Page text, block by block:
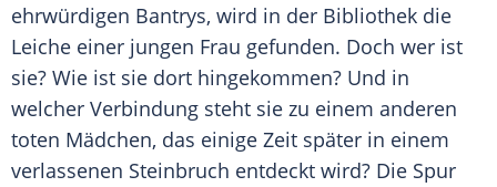
ehrwürdigen Bantrys, wird in der Bibliothek die
Leiche einer jungen Frau gefunden. Doch wer ist
sie? Wie ist sie dort hingekommen? Und in
welcher Verbindung steht sie zu einem anderen
toten Mädchen, das einige Zeit später in einem
verlassenen Steinbruch entdeckt wird? Die Spur